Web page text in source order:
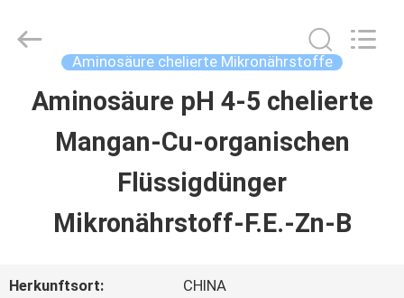
HAUS
PRODUKTE
VIDEOS
Shihong
Aminosäure chelierte Mikronährstoffe
Aminosäure pH 4-5 chelierte
Mangan-Cu-organischen
Flüssigdünger
Mikronährstoff-F.E.-Zn-B
Herkunftsort: CHINA